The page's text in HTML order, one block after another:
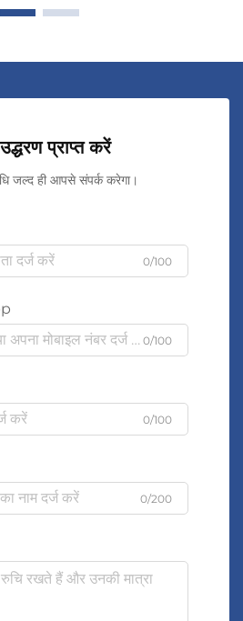
प्राप्त करें
जल्द ही आपसे संपर्क करेगा।
0/100
0/100
0/100
0/200